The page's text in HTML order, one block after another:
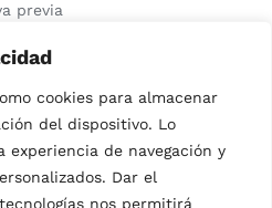
cookies para almacenar
del dispositivo. Lo
experiencia de navegación y
Dar el
nos permitirá
previa